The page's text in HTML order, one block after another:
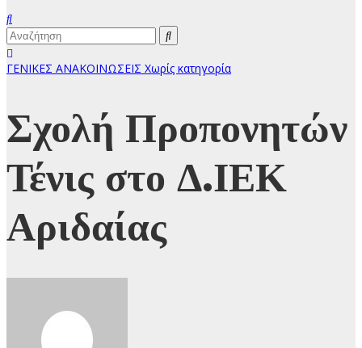
ΓΕΝΙΚΕΣ ΑΝΑΚΟΙΝΩΣΕΙΣ Χωρίς κατηγορία
Σχολή Προπονητών
Τένις στο Δ.ΙΕΚ
Αριδαίας